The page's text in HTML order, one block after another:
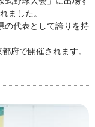
ました。
の代表として誇りを持
府で開催されます。